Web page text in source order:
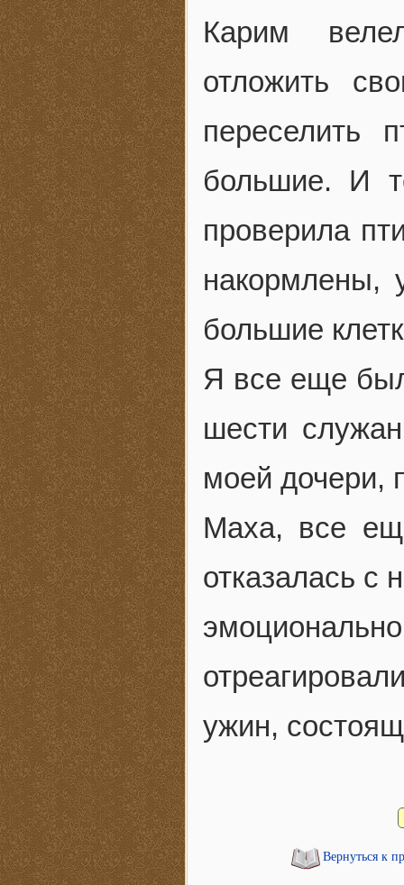
Карим
отложить
переселить
большие. И
проверила
накормлены,
большие
Я все еще
шести
моей дочери,
Маха, все
отказалась
ужин,
Вернуться к